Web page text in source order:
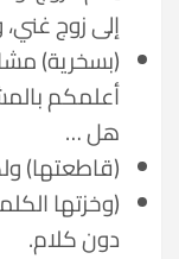
إلى زوج
(بسخرية)
أعلمكم
هل …
(قاطعتها)
(وخزتها
دون كلام.